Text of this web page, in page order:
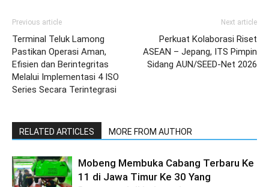
Previous article
Terminal Teluk Lamong
Pastikan Operasi Aman,
Efisien dan Berintegritas
Melalui Implementasi 4 ISO
Series Secara Terintegrasi
Next article
Perkuat Kolaborasi Riset
ASEAN – Jepang, ITS Pimpin
Sidang AUN/SEED-Net 2026
RELATED ARTICLES MORE FROM AUTHOR
Mobeng Membuka Cabang Terbaru Ke
11 di Jawa Timur Ke 30 Yang